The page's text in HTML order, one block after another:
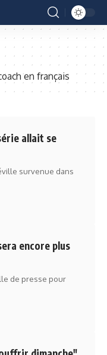
en français
allait se
survenue dans
encore plus
de presse pour